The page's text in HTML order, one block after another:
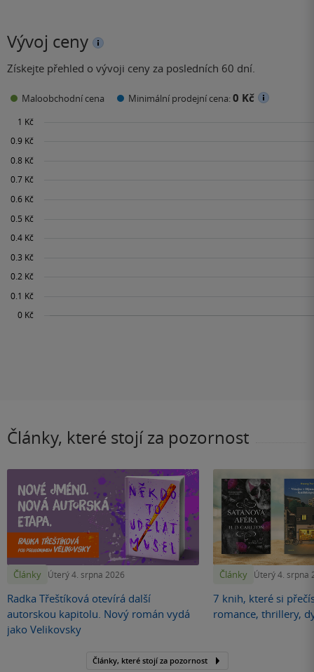
Vývoj ceny
Získejte přehled o vývoji ceny za posledních 60 dní.
Maloobchodní cena Minimální prodejní cena:0 Kč
Články, které stojí za pozornost
Články Úterý 4. srpna 2026
Radka Třeštíková otevírá další
autorskou kapitolu. Nový román vydá
jako Velikovsky
Články Úterý 4. srpna
7 knih, které si
romance, thrillery,
Články, které stojí za pozornost